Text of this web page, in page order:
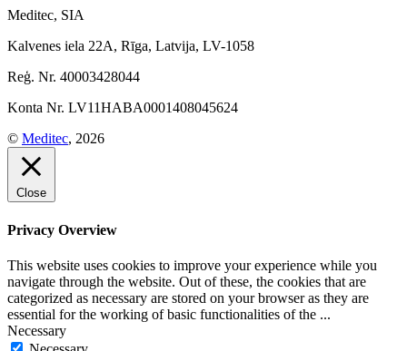
Meditec, SIA
Kalvenes iela 22A, Rīga, Latvija, LV-1058
Reģ. Nr. 40003428044
Konta Nr. LV11HABA0001408045624
© Meditec, 2026
Close
Privacy Overview
This website uses cookies to improve your experience while you
navigate through the website. Out of these, the cookies that are
categorized as necessary are stored on your browser as they are
essential for the working of basic functionalities of the ...
Necessary